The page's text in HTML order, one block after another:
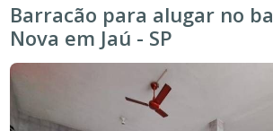
Barracão para alugar no
Nova em Jaú - SP